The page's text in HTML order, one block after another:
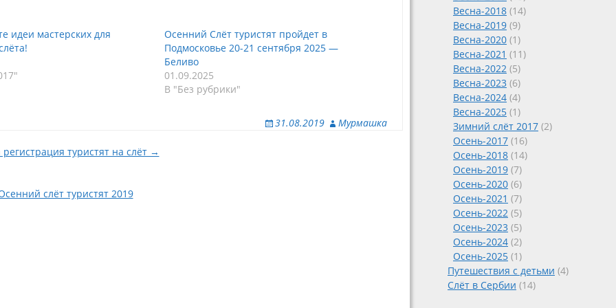
Весна-2018 (14)
Весна-2019 (9)
Весна-2020 (1)
Весна-2021 (11)
Весна-2022 (5)
Весна-2023 (6)
Весна-2024 (4)
Весна-2025 (1)
Зимний слёт 2017 (2)
Осень-2017 (16)
Осень-2018 (14)
Осень-2019 (7)
Осень-2020 (6)
Осень-2021 (7)
Осень-2022 (5)
Осень-2023 (5)
Осень-2024 (2)
Осень-2025 (1)
Путешествия с детьми (4)
Слёт в Сербии (14)
идеи мастерских для
Осенний Слёт туристят пройдет в
Подмосковье 20-21 сентября 2025 —
Беливо
01.09.2025
В "Без рубрики"
31.08.2019 Мурмашка
туристят на слёт →
слёт туристят 2019